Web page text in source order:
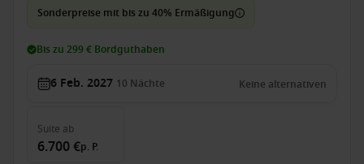
Sonderpreise mit bis zu 40% Ermäßigung
Bis zu 299 € Bordguthaben
6 Feb. 2027 10 Nächte Keine alternativen
Suite ab
6.700 €p. P.